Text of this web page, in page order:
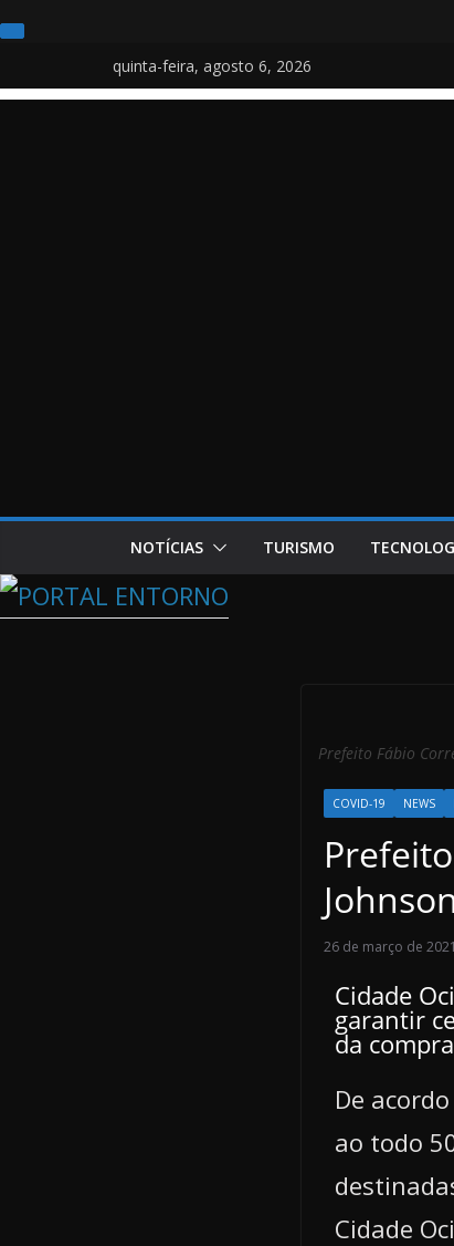
quinta-feira, agosto 6, 2026
NOTÍCIAS TURISMO
Prefeito Fábio
COVID-19 NEWS
26 de março de 2021
Cidade
garantir
da
De
ao todo
Cidade